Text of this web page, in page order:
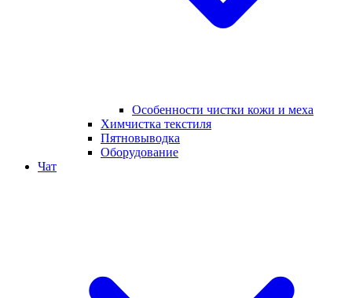
Особенности чистки кожи и меха
Химчистка текстиля
Пятновыводка
Оборудование
Чат